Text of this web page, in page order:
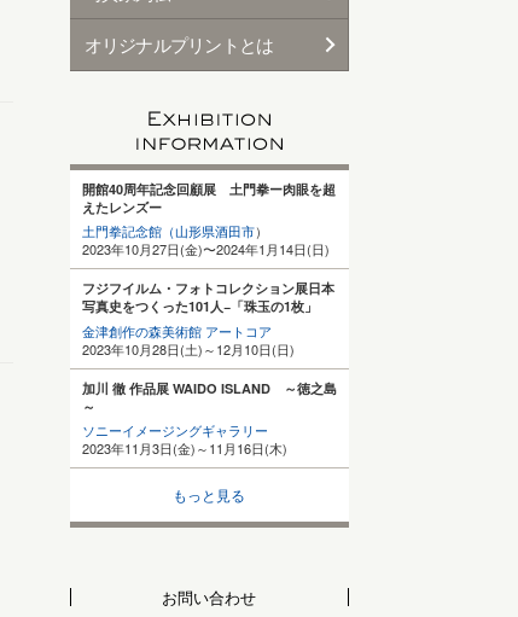
オリジナルプリントとは
開館40周年記念回顧展 土門拳ー肉眼を超
えたレンズー
土門拳記念館（山形県酒田市）
2023年10月27日(金)〜2024年1月14日(日)
フジフイルム・フォトコレクション展日本
写真史をつくった101人−「珠玉の1枚」
金津創作の森美術館 アートコア
2023年10月28日(土)～12月10日(日)
加川 徹 作品展 WAIDO ISLAND ～徳之島
～
ソニーイメージングギャラリー
2023年11月3日(金)～11月16日(木)
もっと見る
お問い合わせ